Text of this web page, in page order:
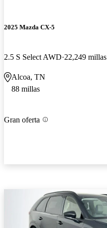
2025 Mazda CX-5
2.5 S Select AWD 22,249 millas
Alcoa, TN
88 millas
Gran oferta